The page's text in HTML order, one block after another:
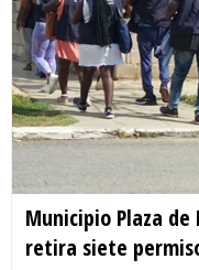
Municipio Plaza
retira siete